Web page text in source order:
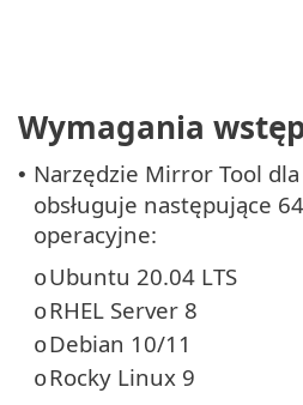
Wymagania
• Narzędzie Mirror Tool
obsługuje następujące
operacyjne:
oUbuntu 20.04 LTS
oRHEL Server 8
oDebian 10/11
oRocky Linux 9